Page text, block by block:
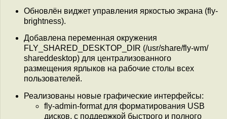
Обновлён виджет управления яркостью экрана (fly-
brightness).
Добавлена переменная окружения
FLY_SHARED_DESKTOP_DIR (/usr/share/fly-wm/
shareddesktop) для централизованного
размещения ярлыков на рабочие столы всех
пользователей.
Реализованы новые графические интерфейсы:
fly-admin-format для форматирования USB
дисков, с поддержкой быстрого и полного